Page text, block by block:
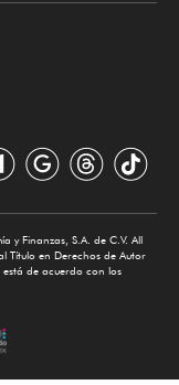
y Finanzas, S.A. de C.V. All
Título en Derechos de Autor
de acuerdo con los